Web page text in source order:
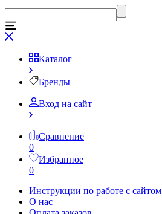
Каталог
Бренды
Вход на сайт
Сравнение
0
Избранное
0
Инструкции по работе с сайтом
О нас